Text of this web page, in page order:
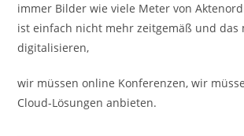
immer Bilder wie viele Meter von
ist einfach nicht mehr zeitgemäß und das
digitalisieren,
wir müssen online Konferenzen, wir
Cloud-Lösungen anbieten.